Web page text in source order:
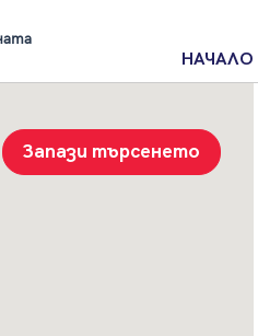
НАЧАЛО
Запази търсенето